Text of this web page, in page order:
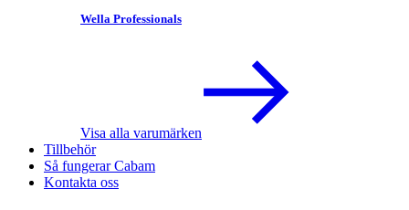
Wella Professionals
Visa alla varumärken
Tillbehör
Så fungerar Cabam
Kontakta oss